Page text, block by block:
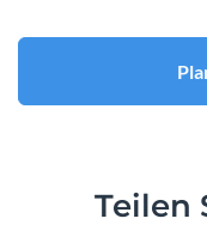
Teilen